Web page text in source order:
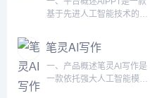
设定，自动生成丰富的故事
框架，避免创作时遇到的“卡
文”问题。人物塑造与对话编
排墨狐AI...
北京大学等顶尖高校的AI科
立之初即获得红杉中国、高
瓴资本等机构超5亿美元A轮
融资，估值突破30亿美元，
基于先进人工智能技术的智
于为用户提供一种快速、高
效且专业的PPT制作体验。
无论是商务演示、教育课
件、项目路演还是日常工作
笔灵AI写作
一、产品概述笔灵AI写作是
一款依托强大人工智能模型